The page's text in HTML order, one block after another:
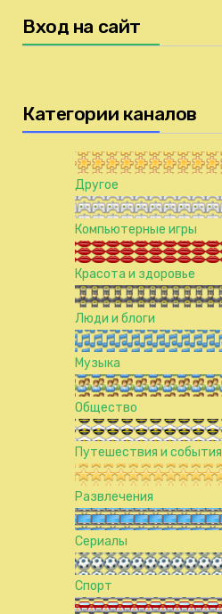
Вход на сайт
Категории каналов
Другое
Компьютерные игры
Красота и здоровье
Люди и блоги
Музыка
Общество
Путешествия и события
Развлечения
Сериалы
Спорт